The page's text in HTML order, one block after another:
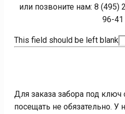
или позвоните нам: 8 (495)
96-41
This field should be left blank
Для заказа забора под
посещать не обязательно. У